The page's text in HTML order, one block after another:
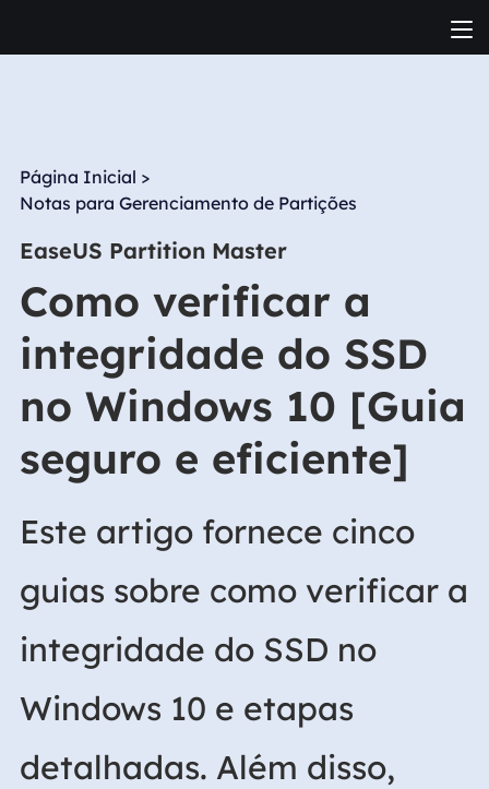
Página Inicial >
Notas para Gerenciamento de Partições
EaseUS Partition Master
Como verificar a
integridade do SSD
no Windows 10 [Guia
seguro e eficiente]
Este artigo fornece cinco
guias sobre como verificar a
integridade do SSD no
Windows 10 e etapas
detalhadas. Além disso,